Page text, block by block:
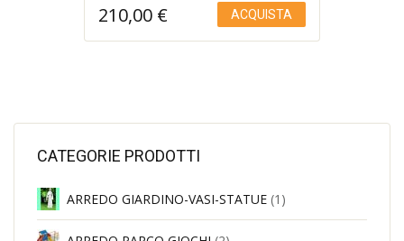
210,00 € ACQUISTA
CATEGORIE PRODOTTI
ARREDO GIARDINO-VASI-STATUE (1)